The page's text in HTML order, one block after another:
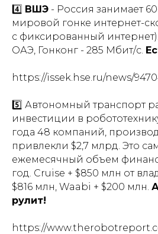
4️⃣ ВШЭ - Россия занимает
мировой гонке интернет-
с фиксированный
ОАЭ, Гонконг - 285 Мбит/с.
https://issek.hse.ru/news/
5️⃣ Автономный транспорт
инвестиции в
года 48 компаний,
привлекли $2,7 млрд. Это
ежемесячный объем
год. Cruise + $850 млн от
$816 млн, Waabi + $200 млн.
рулит!
https://